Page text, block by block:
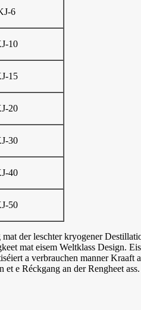
6
10
15
20
30
40
50
der leschter kryogener
mat eisem Weltklass Design.
a verbrauchen manner Kraaft
e Réckgang an der Rengheet